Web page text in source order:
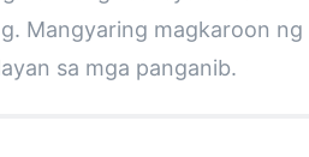
Mangyaring magkaroon ng
sa mga panganib.